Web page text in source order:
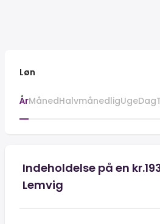
Løn
ÅrMånedHalvmånedligUgeDag
Indeholdelse på en
Lemvig